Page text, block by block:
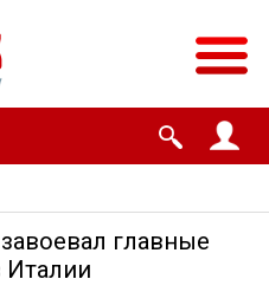
главные
Италии